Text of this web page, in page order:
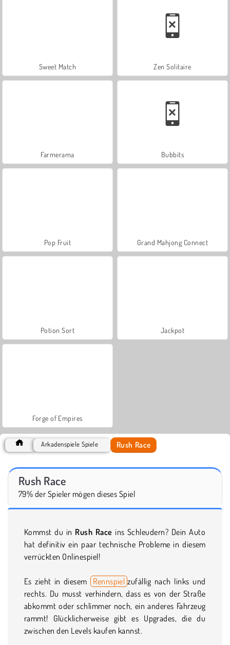
Sweet Match Zen Solitaire
Farmerama Bubbits
Pop Fruit Grand Mahjong Connect
Potion Sort Jackpot
Forge of Empires
Arkadenspiele Spiele Rush Race
Rush Race
79% der Spieler mögen dieses Spiel
Kommst du in Rush Race ins Schleudern? Dein Auto
hat definitiv ein paar technische Probleme in diesem
verrückten Onlinespiel!
Es zieht in diesem Rennspiel zufällig nach links und
rechts. Du musst verhindern, dass es von der Straße
abkommt oder schlimmer noch, ein anderes Fahrzeug
rammt! Glücklicherweise gibt es Upgrades, die du
zwischen den Levels kaufen kannst.